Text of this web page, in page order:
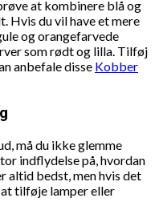
at kombinere blå og
Hvis du vil have et mere
og orangefarvede
som rødt og lilla. Tilføj
anbefale disse Kobber
må du ikke glemme
indflydelse på, hvordan
altid bedst, men hvis det
at tilføje lamper eller